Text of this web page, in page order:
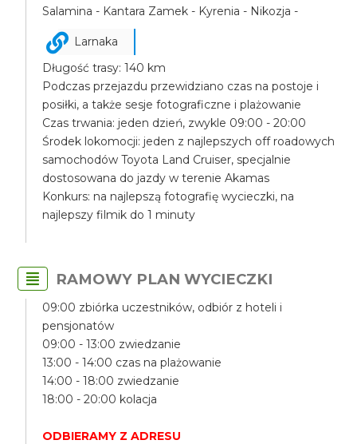
Salamina - Kantara Zamek - Kyrenia - Nikozja -
Larnaka
Długość trasy: 140 km
Podczas przejazdu przewidziano czas na postoje i
posiłki, a także sesje fotograficzne i plażowanie
Czas trwania: jeden dzień, zwykle 09:00 - 20:00
Środek lokomocji: jeden z najlepszych off roadowych
samochodów Toyota Land Cruiser, specjalnie
dostosowana do jazdy w terenie Akamas
Konkurs: na najlepszą fotografię wycieczki, na
najlepszy filmik do 1 minuty
RAMOWY PLAN WYCIECZKI
09:00 zbiórka uczestników, odbiór z hoteli i
pensjonatów
09:00 - 13:00 zwiedzanie
13:00 - 14:00 czas na plażowanie
14:00 - 18:00 zwiedzanie
18:00 - 20:00 kolacja
ODBIERAMY Z ADRESU